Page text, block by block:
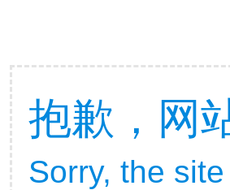
抱歉，网
Sorry, the